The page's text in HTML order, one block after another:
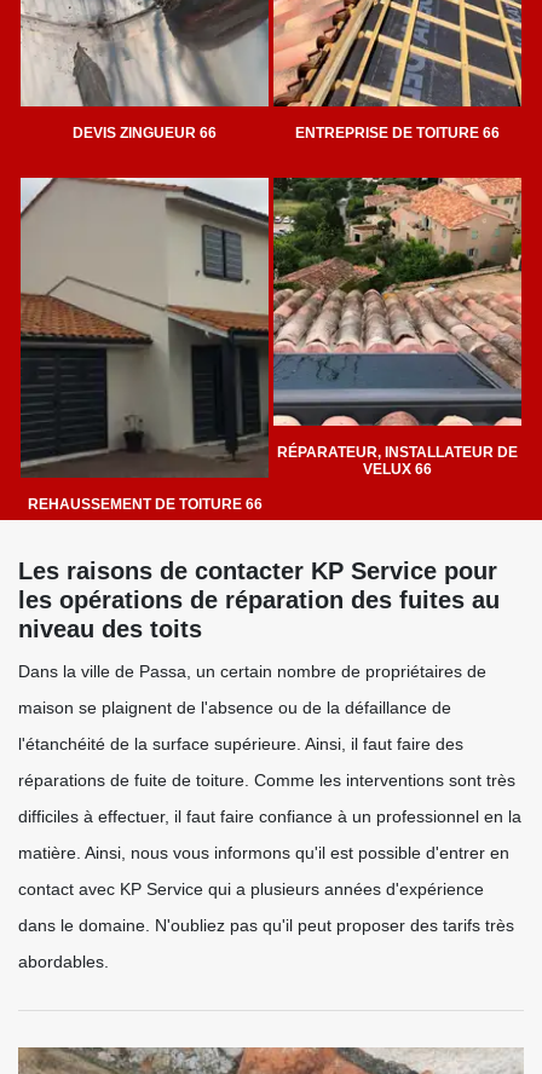
DEVIS ZINGUEUR 66 ENTREPRISE DE TOITURE 66
REHAUSSEMENT DE TOITURE 66
RÉPARATEUR, INSTALLATEUR DE
VELUX 66
Les raisons de contacter KP Service pour
les opérations de réparation des fuites au
niveau des toits
Dans la ville de Passa, un certain nombre de propriétaires de
maison se plaignent de l'absence ou de la défaillance de
l'étanchéité de la surface supérieure. Ainsi, il faut faire des
réparations de fuite de toiture. Comme les interventions sont très
difficiles à effectuer, il faut faire confiance à un professionnel en la
matière. Ainsi, nous vous informons qu'il est possible d'entrer en
contact avec KP Service qui a plusieurs années d'expérience
dans le domaine. N'oubliez pas qu'il peut proposer des tarifs très
abordables.